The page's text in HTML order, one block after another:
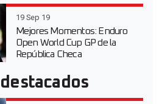
19 Sep 19
Mejores Momentos: Enduro
Open World Cup GP de la
República Checa